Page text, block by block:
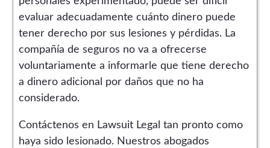
evaluar adecuadamente cuánto dinero puede
tener derecho por sus lesiones y pérdidas. La
compañía de seguros no va a ofrecerse
voluntariamente a informarle que tiene derecho
a dinero adicional por daños que no ha
considerado.
Contáctenos en Lawsuit Legal tan pronto como
haya sido lesionado. Nuestros abogados